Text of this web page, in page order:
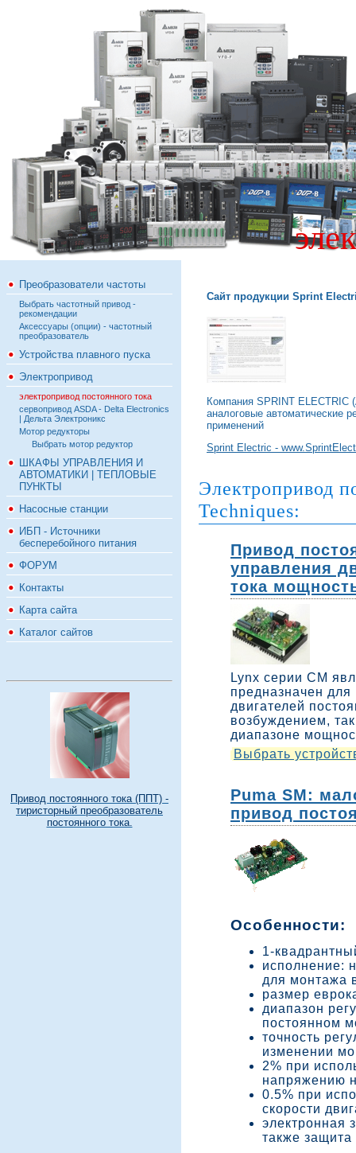
Преобразователи частоты
Выбрать частотный привод -
рекомендации
Аксессуары (опции) - частотный
преобразователь
Устройства плавного пуска
Электропривод
электропривод постоянного тока
сервопривод ASDA - Delta Electronics
| Дельта Электроникс
Мотор редукторы
Выбрать мотор редуктор
ШКАФЫ УПРАВЛЕНИЯ И
АВТОМАТИКИ | ТЕПЛОВЫЕ
ПУНКТЫ
Насосные станции
ИБП - Источники
бесперебойного питания
ФОРУМ
Контакты
Карта сайта
Каталог сайтов
Привод постоянного тока (ППТ) -
тиристорный преобразователь
постоянного тока.
Сайт продукции Sprint
Компания SPRINT ELECTRIC
аналоговые автоматические
применений
Sprint Electric -
Электропривод
Techniques:
Привод
управления
тока
Lynx серии CM
предназначен для
двигателей
возбуждением,
диапазоне
Выбрать
Puma SM:
привод
Особенности:
1-
исполнение:
для монтажа
размер
диапазон
постоянном
точность
изменении
2% при
напряжению
0.5% при
скорости
электронная
также